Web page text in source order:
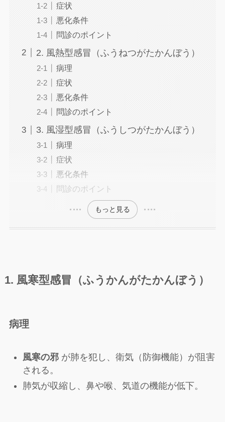
症状
悪化条件
問診のポイント
2. 風熱型感冒（ふうねつがたかんぼう）
病理
症状
悪化条件
問診のポイント
3. 風湿型感冒（ふうしつがたかんぼう）
病理
症状
悪化条件
問診のポイント
もっと見る
1. 風寒型感冒（ふうかんがたかんぼう）
病理
風寒の邪が肺を犯し、衛気（防御機能）が阻害
される。
肺気が収縮し、鼻や喉、気道の機能が低下。